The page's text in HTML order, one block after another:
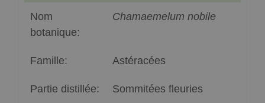
Nom
botanique:
Chamaemelum nobile
Famille: Astéracées
Partie distillée: Sommitées fleuries